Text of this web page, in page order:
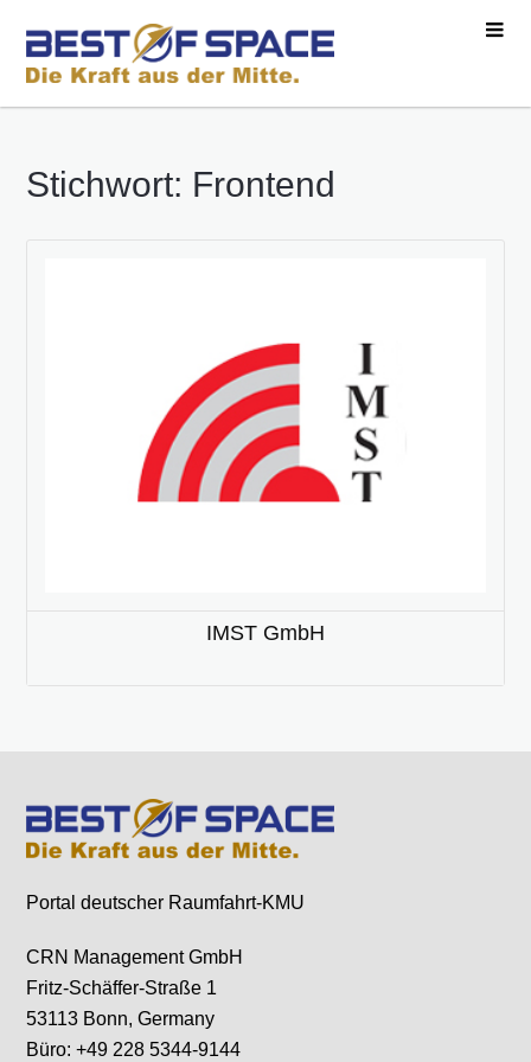
Stichwort: Frontend
IMST GmbH
Portal deutscher Raumfahrt-KMU
CRN Management GmbH
Fritz-Schäffer-Straße 1
53113 Bonn, Germany
Büro: +49 228 5344-9144